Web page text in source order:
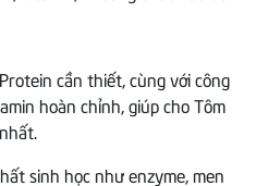
cần thiết, cùng với công
hoàn chỉnh, giúp cho Tôm
sinh học như enzyme, men